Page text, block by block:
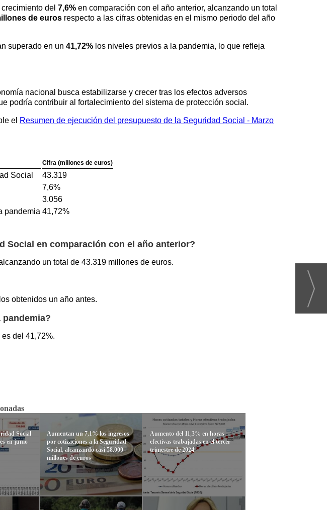
del 7,6% en comparación con el año anterior, alcanzando un total
de euros respecto a las cifras obtenidas en el mismo periodo del año
superado en un 41,72% los niveles previos a la pandemia, lo que refleja
nacional busca estabilizarse y crecer tras los efectos adversos
podría contribuir al fortalecimiento del sistema de protección social.
el Resumen de ejecución del presupuesto de la Seguridad Social - Marzo
Cifra (millones de euros)
Social
43.319
7,6%
3.056
pandemia 41,72%
Social en comparación con el año anterior?
un total de 43.319 millones de euros.
obtenidos un año antes.
del 41,72%.
Social
en junio
Aumentan un 7,1% los ingresos
por cotizaciones a la Seguridad
Social, alcanzando casi 58.000
millones de euros
Aumento del 11,3% en horas
efectivas trabajadas en el tercer
trimestre de 2024